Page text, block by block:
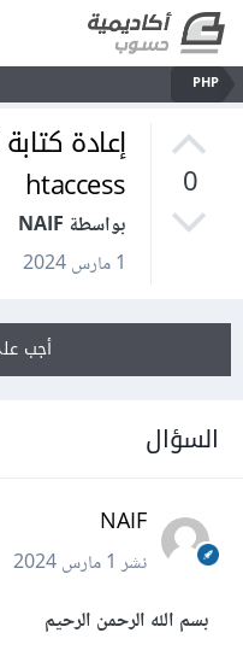
PHP
0
إعادة
htaccess
بواسطة NAIF
1 مارس 2024
أجب
السؤال
NAIF
نشر1 مارس 2024
بسم الله الرحمن الرحيم